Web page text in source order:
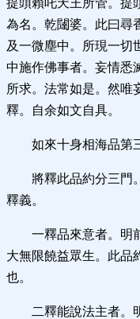
為名。乾闥婆。此曰尋
及一微塵中。所現一切
中施作佛事者。妄情悉
所求。法常如是。然唯
釋。自余如文自具。
如來十身相海品第
將釋此品約分三門
釋義。
一釋品來意者。明
大無限饒益眾生。此品
也。
二釋能說法主者。